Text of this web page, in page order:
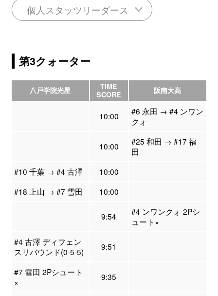
個人スタッツリーダース
第3クォーター
八戸学院光星
TIME
SCORE
阪南大高
10:00
#6 永田 → #4 ンワン
クォ
10:00
#25 和田 → #17 福
田
#10 千葉 → #4 古澤
10:00
#18 上山 → #7 雪田
10:00
9:54
#4 ンワンクォ 2Pシ
ュート×
#4 古澤 ディフェン
スリバウンド(0-5-5)
9:51
#7 雪田 2Pシュート
×
9:35